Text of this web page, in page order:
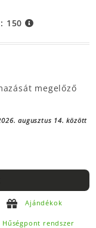
150
megelőző
augusztus 14. között
Ajándékok
Hűségpont rendszer